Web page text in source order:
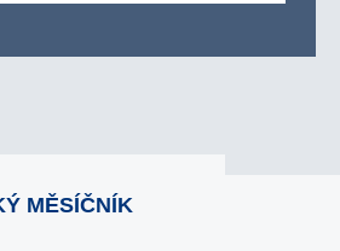
MĚSÍČNÍK